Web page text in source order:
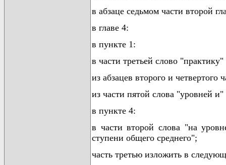
в абзаце седьмом части второй
в главе 4:
в пункте 1:
в части третьей слово
из абзацев второго и
из части пятой слова "уровней
в пункте 4:
в части второй слова "на
ступени общего среднего";
часть третью изложить в